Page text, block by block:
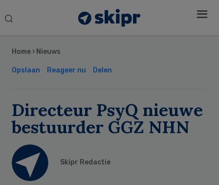
Search
Home › Nieuws
Opslaan Reageer nu Delen
Directeur PsyQ nieuwe
bestuurder GGZ NHN
Skipr Redactie
Sidebar